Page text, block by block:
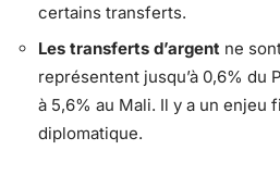
certains transferts.
Les transferts d’argent ne
représentent jusqu’à 0,6% du
à 5,6% au Mali. Il y a un enjeu
diplomatique.